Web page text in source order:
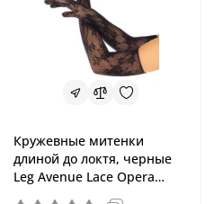
Кружевные митенки
длиной до локтя, черные
Leg Avenue Lace Opera
Length Gloves Black